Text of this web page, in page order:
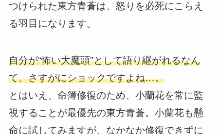
つけられた東方青蒼は、怒りを必死にこらえ
る羽目になります。
自分が“怖い大魔頭”として語り継がれるなん
て、さすがにショックですよね…。
とはいえ、命簿修復のため、小蘭花を常に監
視することが最優先の東方青蒼。小蘭花も懸
命に試してみますが、なかなか修復できずに